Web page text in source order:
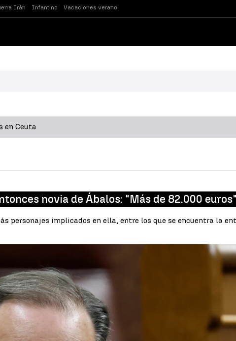
Irán Infantino Vacaciones verano
en Ceuta
novia de Ábalos: "Más de 82.000 euros"
personajes implicados en ella, entre los que se encuentra la